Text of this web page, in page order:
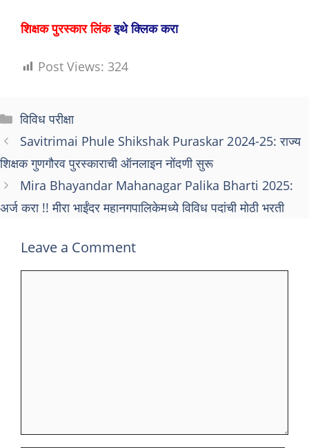
शिक्षक पुरस्कार लिंकइथे क्लिक करा
Post Views: 324
Categories
विविध परीक्षा
Savitrimai Phule Shikshak Puraskar 2024-25: राज्य
शिक्षक गुणगौरव पुरस्काराची ऑनलाइन नोंदणी सुरू
Mira Bhayandar Mahanagar Palika Bharti 2025:
अर्ज करा !! मीरा भाईंदर महानगपालिकेमध्ये विविध पदांची मोठी भरती
Leave a Comment